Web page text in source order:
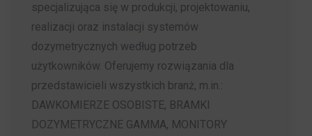
specjalizująca się w produkcji, projektowaniu,
realizacji oraz instalacji systemów
dozymetrycznych według potrzeb
użytkowników. Oferujemy rozwiązania dla
przedstawicieli wszystkich branż, m.in.:
DAWKOMIERZE OSOBISTE, BRAMKI
DOZYMETRYCZNE GAMMA, MONITORY